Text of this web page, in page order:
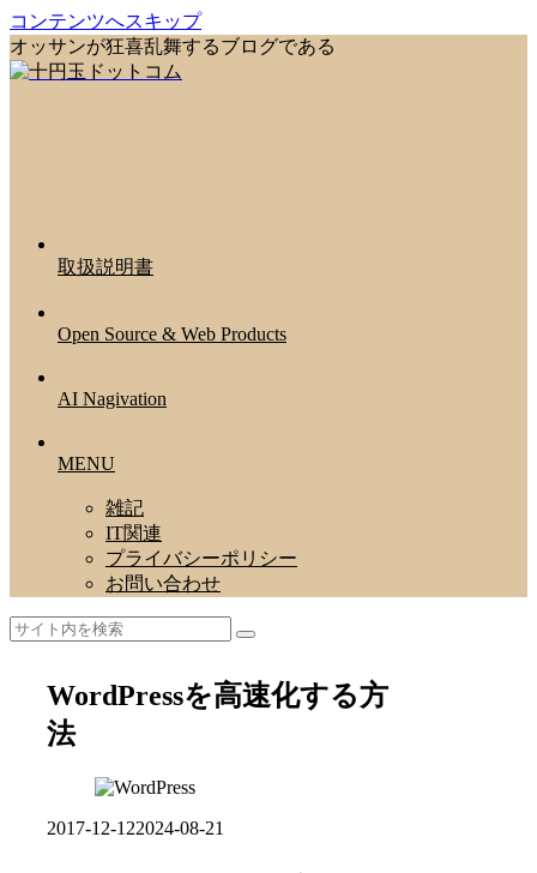
コンテンツへスキップ
オッサンが狂喜乱舞するブログである
取扱説明書
Open Source & Web Products
AI Nagivation
MENU
雑記
IT関連
プライバシーポリシー
お問い合わせ
WordPressを高速化する方
法
2017-12-122024-08-21